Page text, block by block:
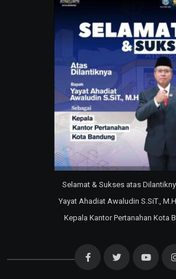
Selamat & Sukses atas
Yayat Ahadiat Awaludin S.SiT.,
Kepala Kantor Pertanahan Kota